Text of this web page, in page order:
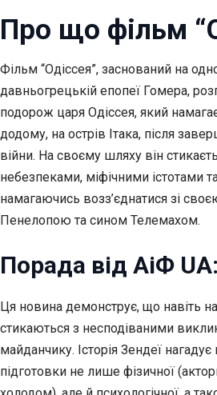
Про що фільм
Фільм “Одіссея”, заснований на
давньогрецькій епопеї Гомера,
подорож царя Одіссея, який
додому, на острів Ітака, після
війни. На своєму шляху він
небезпеками, міфічними істотами
намагаючись возз’єднатися зі
Пенелопою та сином Телемахом.
Порада від АіФ UA:
Ця новина демонструє, що навіть
стикаються з несподіваними
майданчику. Історія Зендеї
підготовки не лише фізичної